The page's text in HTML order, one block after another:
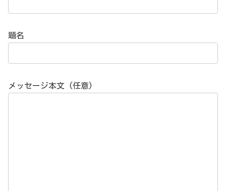
題名
メッセージ本文 (任意)